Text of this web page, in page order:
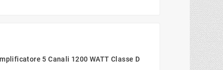
5 Canali 1200 WATT Classe D